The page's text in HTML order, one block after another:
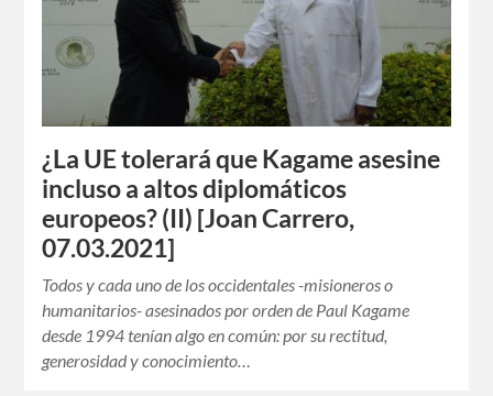
¿La UE tolerará que Kagame asesine
incluso a altos diplomáticos
europeos? (II) [Joan Carrero,
07.03.2021]
Todos y cada uno de los occidentales -misioneros o
humanitarios- asesinados por orden de Paul Kagame
desde 1994 tenían algo en común: por su rectitud,
generosidad y conocimiento…